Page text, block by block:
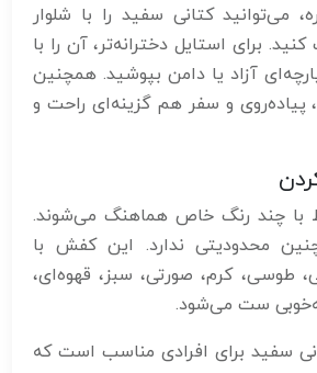
می‌توانید کتانی سفید را با شلوار
برای استایل دخترانه‌تر، آن را با
پارچه‌ای آزاد یا دامن بپوشید. همچنین
پیاده‌روی و سفر هم گزینه‌ای راحت و
چند رنگ خاص هماهنگ می‌شوند.
محدودیتی ندارد. این کفش با
طوسی، کرم، صورتی، سبز، قهوه‌ای،
ست می‌شود.
سفید برای افرادی مناسب است که